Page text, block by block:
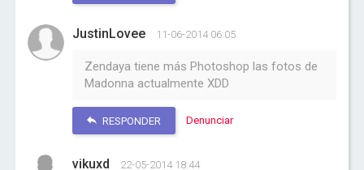
JustinLovee 11-06-2014 06:05
Zendaya tiene más Photoshop las fotos de
Madonna actualmente XDD
RESPONDER Denunciar
vikuxd 22-05-2014 18:44